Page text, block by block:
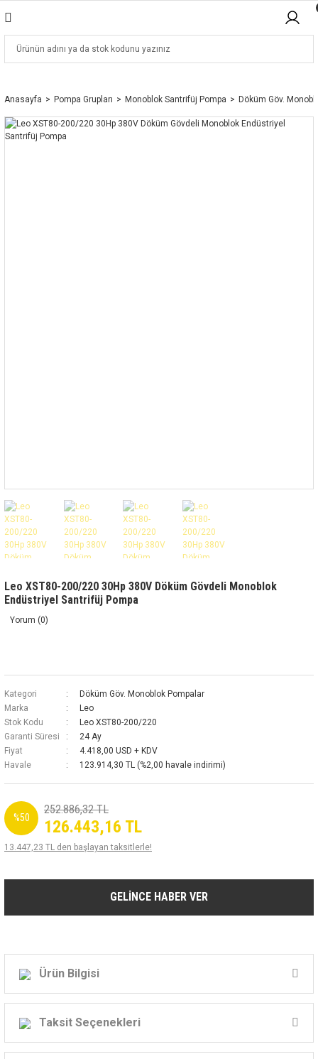
Anasayfa Pompa Grupları Monoblok Santrifüj Pompa Döküm Göv.
Leo XST80-200/220 30Hp 380V Döküm Gövdeli Monoblok
Endüstriyel Santrifüj Pompa
Yorum (0)
Kategori
Döküm Göv. Monoblok Pompalar
Marka
Leo
Stok Kodu
Leo XST80-200/220
Garanti Süresi
24 Ay
Fiyat
4.418,00 USD + KDV
Havale
123.914,30 TL (%2,00 havale indirimi)
%50
252.886,32 TL
126.443,16 TL
13.447,23 TL den başlayan taksitlerle!
GELİNCE HABER VER
Ürün Bilgisi
LEO SANTRİFÜJ POMPA - XST Serisi
Taksit Seçenekleri